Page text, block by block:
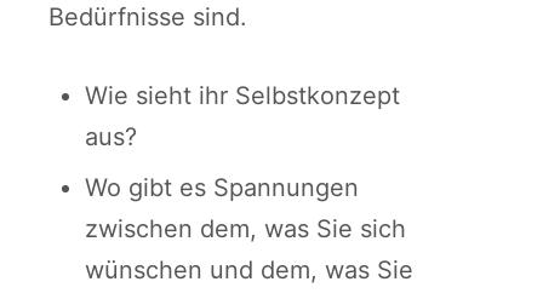
Bedürfnisse sind.
Wie sieht ihr Selbstkonzept
aus?
Wo gibt es Spannungen
zwischen dem, was Sie sich
wünschen und dem, was Sie